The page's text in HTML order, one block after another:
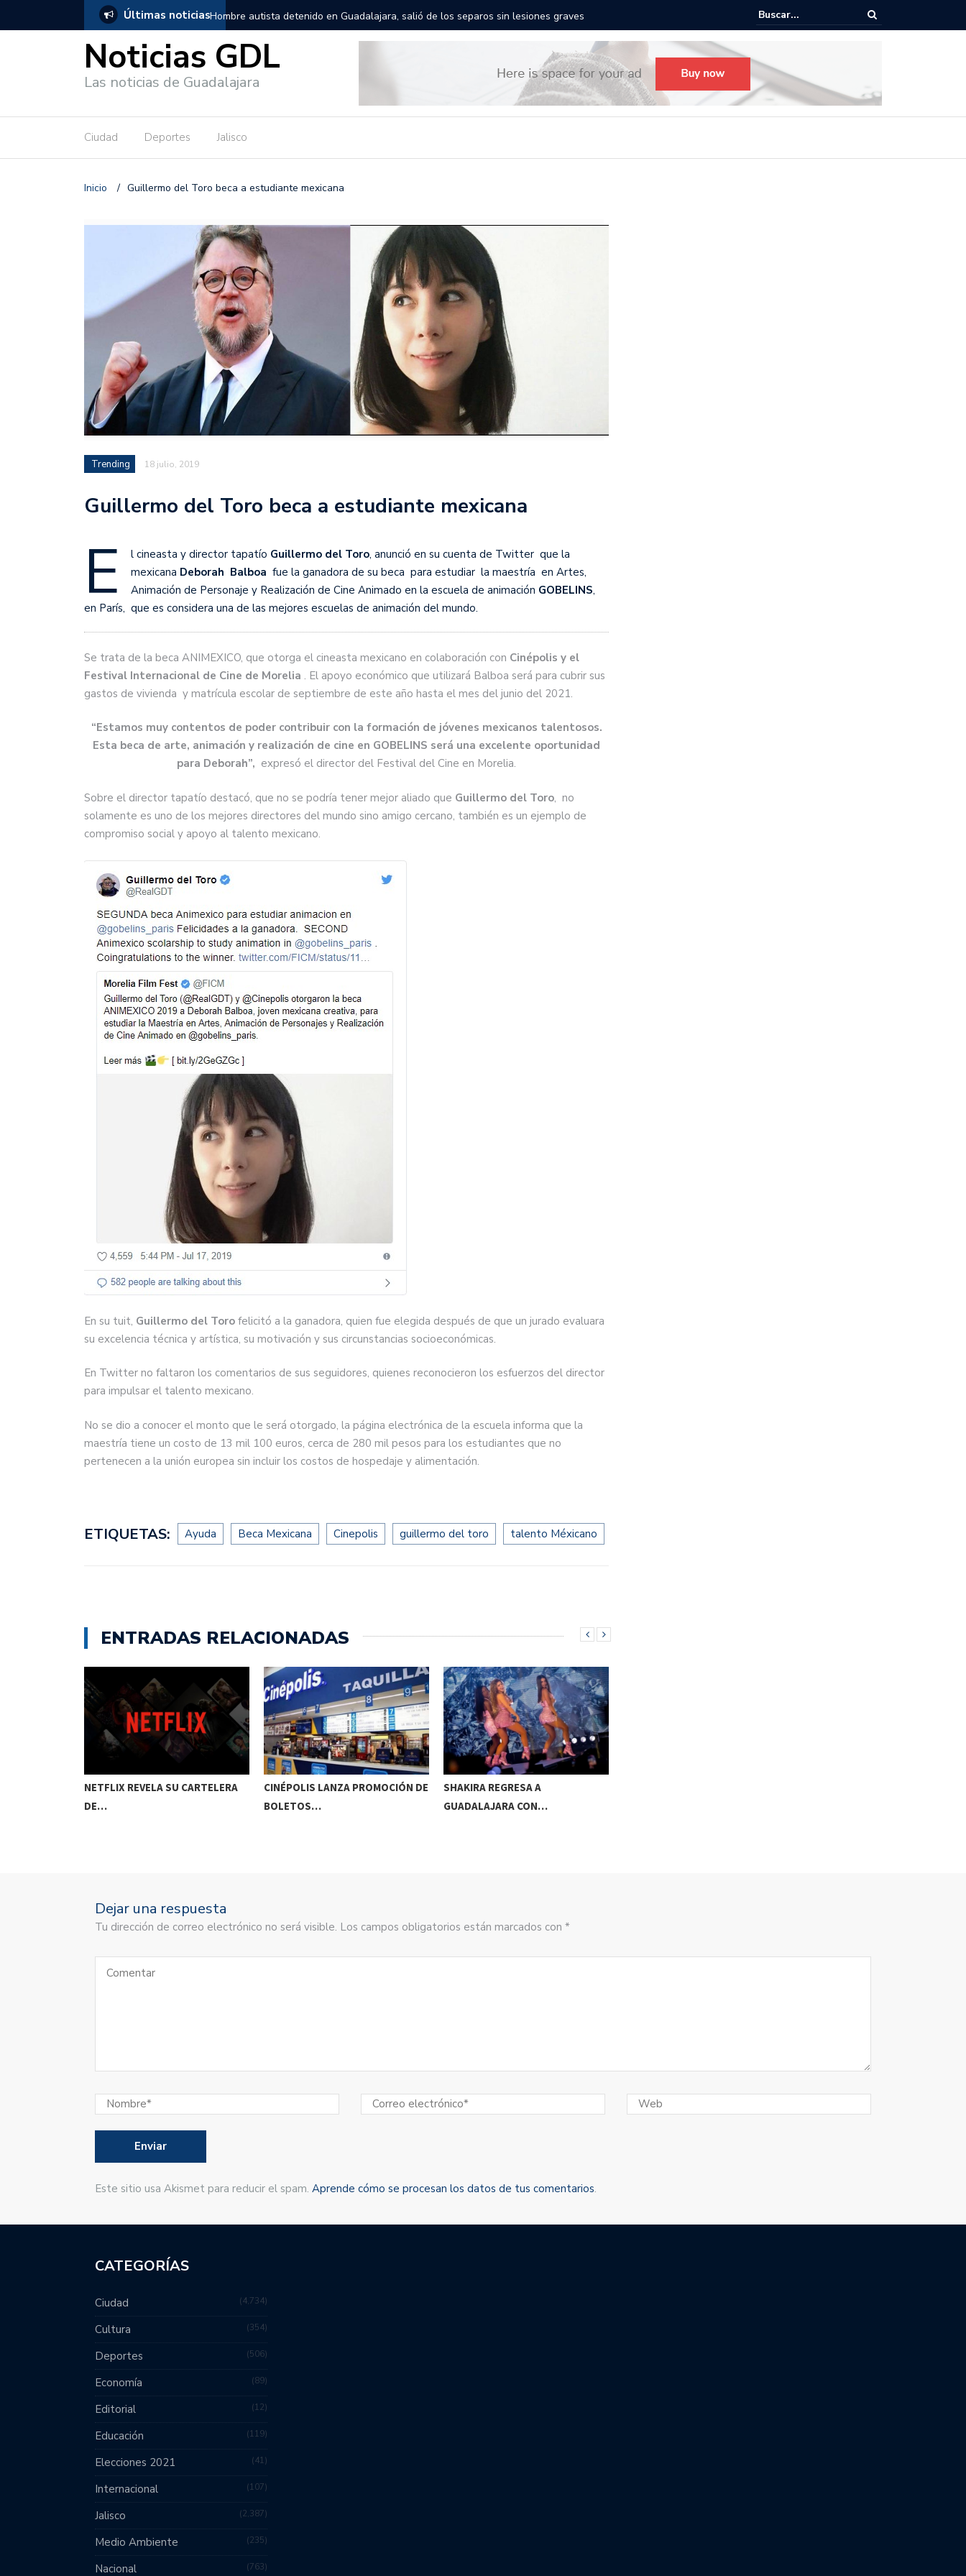
Últimas noticias
salió de los separos sin lesiones graves Títeres gigantes recorrerán las calles de Guadalajara: aparta la fecha Todo listo para el Festival Desfile Día de Muertos 2025 en Guadalajara
Noticias GDL
Las noticias de Guadalajara
Ciudad Deportes Jalisco
Inicio / Guillermo del Toro beca a estudiante mexicana
Trending 18 julio, 2019
Guillermo del Toro beca a estudiante mexicana
E l cineasta y director tapatío Guillermo del Toro, anunció en su cuenta de Twitter que la
mexicana Deborah Balboa fue la ganadora de su beca para estudiar la maestría en Artes,
Animación de Personaje y Realización de Cine Animado en la escuela de animación GOBELINS,
en París, que es considera una de las mejores escuelas de animación del mundo.
Se trata de la beca ANIMEXICO, que otorga el cineasta mexicano en colaboración con Cinépolis y el
Festival Internacional de Cine de Morelia . El apoyo económico que utilizará Balboa será para cubrir sus
gastos de vivienda y matrícula escolar de septiembre de este año hasta el mes del junio del 2021.
“Estamos muy contentos de poder contribuir con la formación de jóvenes mexicanos talentosos.
Esta beca de arte, animación y realización de cine en GOBELINS será una excelente oportunidad
para Deborah”, expresó el director del Festival del Cine en Morelia.
Sobre el director tapatío destacó, que no se podría tener mejor aliado que Guillermo del Toro, no
solamente es uno de los mejores directores del mundo sino amigo cercano, también es un ejemplo de
compromiso social y apoyo al talento mexicano.
En su tuit, Guillermo del Toro felicitó a la ganadora, quien fue elegida después de que un jurado evaluara
su excelencia técnica y artística, su motivación y sus circunstancias socioeconómicas.
En Twitter no faltaron los comentarios de sus seguidores, quienes reconocieron los esfuerzos del director
para impulsar el talento mexicano.
No se dio a conocer el monto que le será otorgado, la página electrónica de la escuela informa que la
maestría tiene un costo de 13 mil 100 euros, cerca de 280 mil pesos para los estudiantes que no
pertenecen a la unión europea sin incluir los costos de hospedaje y alimentación.
ETIQUETAS: Ayuda Beca Mexicana Cinepolis guillermo del toro talento Méxicano
ENTRADAS RELACIONADAS
NETFLIX REVELA SU CARTELERA
DE…
CINÉPOLIS LANZA PROMOCIÓN DE
BOLETOS…
SHAKIRA REGRESA A
GUADALAJARA CON…
Dejar una respuesta
Tu dirección de correo electrónico no será visible. Los campos obligatorios están marcados con *
Este sitio usa Akismet para reducir el spam. Aprende cómo se procesan los datos de tus comentarios.
CATEGORÍAS
Ciudad 4,734
Cultura 354
Deportes 506
Economía 89
Editorial 12
Educación 119
Elecciones 2021 41
Internacional 107
Jalisco 2,387
Medio Ambiente 235
Nacional 763